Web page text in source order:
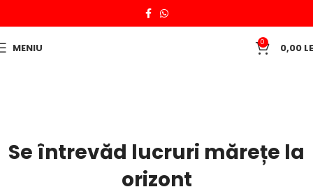
MENIU 0 0,00
Se întrevăd lucruri mărețe la
orizont